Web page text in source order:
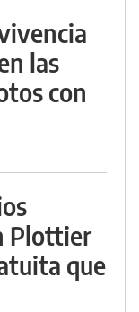
las
con
Plottier
que